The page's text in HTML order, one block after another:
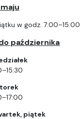
w godz. 7:00–15:00
października
piątek